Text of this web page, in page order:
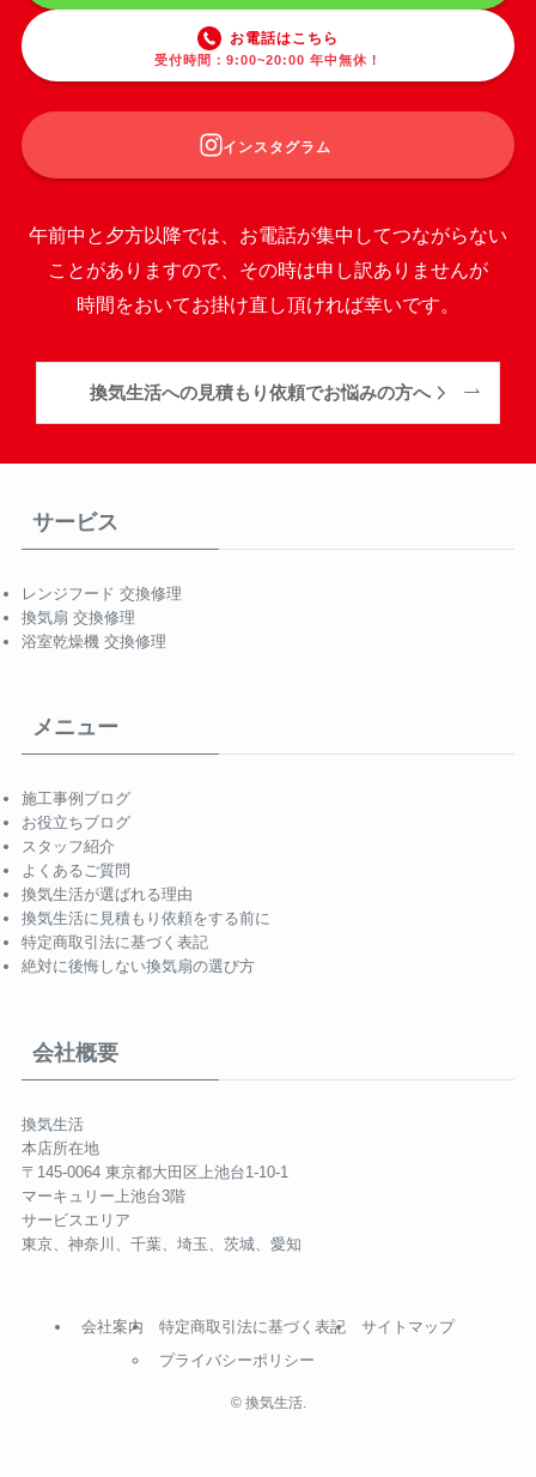
お電話はこちら
受付時間：9:00~20:00 年中無休！
インスタグラム
午前中と夕方以降では、お電話が集中してつながらない
ことがありますので、その時は申し訳ありませんが
時間をおいてお掛け直し頂ければ幸いです。
換気生活への見積もり依頼でお悩みの方へ
サービス
レンジフード 交換修理
換気扇 交換修理
浴室乾燥機 交換修理
メニュー
施工事例ブログ
お役立ちブログ
スタッフ紹介
よくあるご質問
換気生活が選ばれる理由
換気生活に見積もり依頼をする前に
特定商取引法に基づく表記
絶対に後悔しない換気扇の選び方
会社概要
換気生活
本店所在地
〒145-0064 東京都大田区上池台1-10-1
マーキュリー上池台3階
サービスエリア
東京、神奈川、千葉、埼玉、茨城、愛知
会社案内
特定商取引法に基づく表記
プライバシーポリシー
サイトマップ
©換気生活.